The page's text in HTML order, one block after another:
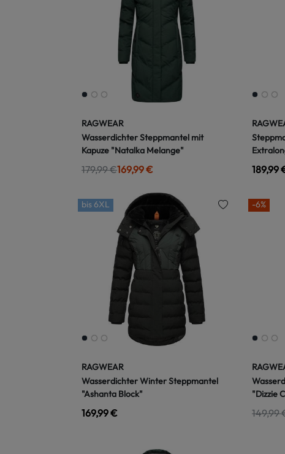
RAGWEAR
Wasserdichter Steppmantel mit
Kapuze "Natalka Melange"
179,99 €169,99 € 189,99
bis6XL
RAGWEAR
Wasserdichter Winter Steppmantel
"Ashanta Block"
169,99 €
-6%
"Dizzie
149,99